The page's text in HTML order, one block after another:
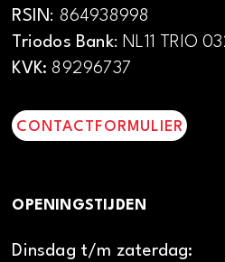
RSIN : 864938998
Triodos Bank: NL11 TRIO
KVK: 89296737
CONTACTFORMULIER
OPENINGSTIJDEN
Dinsdag t/m zaterdag: